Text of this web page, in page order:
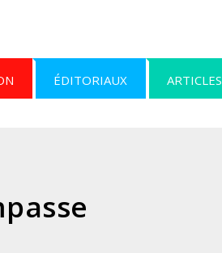
ÉDITORIAUX ARTICLES